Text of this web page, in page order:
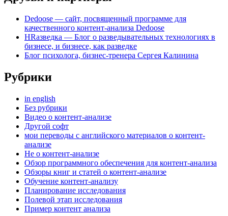
Dedoose — сайт, посвященный программе для
качественного контент-анализа Dedoose
HRазведка — Блог о разведывательных технологиях в
бизнесе, и бизнесе, как разведке
Блог психолога, бизнес-тренера Сергея Калинина
Рубрики
in english
Без рубрики
Видео о контент-анализе
Другой софт
мои переводы с английского материалов о контент-
анализе
Не о контент-анализе
Обзор программного обеспечения для контент-анализа
Обзоры книг и статей о контент-анализе
Обучение контент-анализу
Планирование исследования
Полевой этап исследования
Пример контент анализа